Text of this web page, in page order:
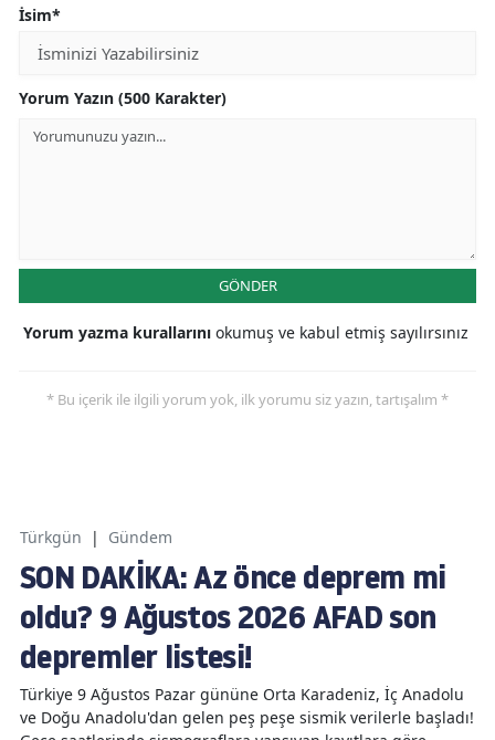
İsim*
Yorum Yazın (500 Karakter)
GÖNDER
Yorum yazma kurallarını okumuş ve kabul etmiş sayılırsınız
* Bu içerik ile ilgili yorum yok, ilk yorumu siz yazın, tartışalım *
Türkgün | Gündem
SON DAKİKA: Az önce deprem mi
oldu? 9 Ağustos 2026 AFAD son
depremler listesi!
Türkiye 9 Ağustos Pazar gününe Orta Karadeniz, İç Anadolu
ve Doğu Anadolu'dan gelen peş peşe sismik verilerle başladı!